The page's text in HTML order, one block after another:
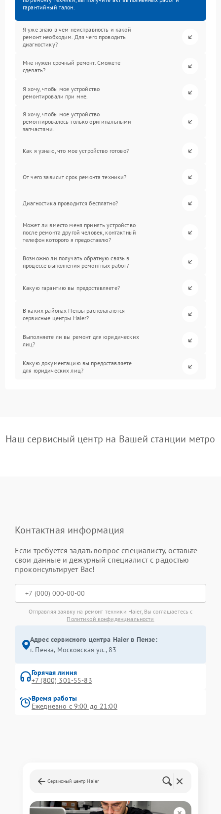
гарантийный талон.
Я уже знаю в чем неисправность и какой
ремонт необходим. Для чего проводить
диагностику?
Мне нужен срочный ремонт. Сможете
сделать?
Я хочу, чтобы мое устройство
ремонтировали при мне.
Я хочу, чтобы мое устройство
ремонтировалось только оригинальными
запчастями.
Как я узнаю, что мое устройство готово?
От чего зависит срок ремонта техники?
Диагностика проводится бесплатно?
Может ли вместо меня принять устройство
после ремонта другой человек, контактный
телефон которого я предоставлю?
Возможно ли получать обратную связь в
процессе выполнения ремонтных работ?
Какую гарантию вы предоставляете?
В каких районах Пензы располагаются
сервисные центры Haier?
Выполняете ли вы ремонт для юридических
лиц?
Какую документацию вы предоставляете
для юридических лиц?
Наш сервисный центр на Вашей станции метро
Контактная информация
Если требуется задать вопрос специалисту, оставьте
свои данные и дежурный специалист с радостью
проконсультирует Вас!
Отправляя заявку на ремонт техники Haier, Вы соглашаетесь с
Политикой конфиденциальности
Адрес сервисного центра Haier в Пензе:
г. Пенза, Московская ул., 83
Горячая линия
+7 (800) 301-55-83
Время работы
Ежедневно с 9:00 до 21:00
Сервисный центр Haier